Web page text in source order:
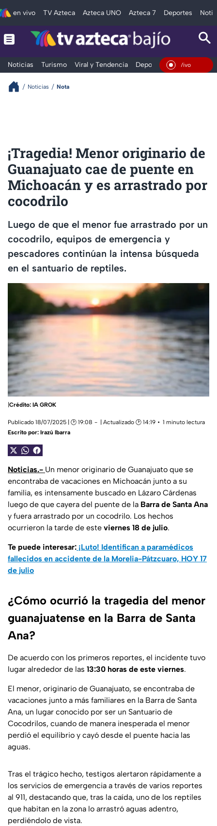
en vivo TV Azteca Azteca UNO Azteca 7 Deportes
Noticias Turismo Viral y Tendencia Deportes Espectáculos
En Vivo
Noticias Nota
¡Tragedia! Menor originario de
Guanajuato cae de puente en
Michoacán y es arrastrado por
cocodrilo
Luego de que el menor fue arrastrado por un
cocodrilo, equipos de emergencia y
pescadores continúan la intensa búsqueda
en el santuario de reptiles.
Crédito: IA GROK
Publicado 18/07/2025 | 🕑 19:08 | Actualizado 🕑 14:19
1 minuto lectura
Escrito por: Irazú Ibarra
Noticias.- Un menor originario de Guanajuato que se
encontraba de vacaciones en Michoacán junto a su
familia, es intensamente buscado en Lázaro Cárdenas
luego de que cayera del puente de la Barra de Santa Ana
y fuera arrastrado por un cocodrilo. Los hechos
ocurrieron la tarde de este viernes 18 de julio.
Te puede interesar: ¡Luto! Identifican a paramédicos
fallecidos en accidente de la Morelia-Pátzcuaro, HOY 17
de julio
¿Cómo ocurrió la tragedia del menor
guanajuatense en la Barra de Santa
Ana?
De acuerdo con los primeros reportes, el incidente tuvo
lugar alrededor de las 13:30 horas de este viernes.
El menor, originario de Guanajuato, se encontraba de
vacaciones junto a más familiares en la Barra de Santa
Ana, un lugar conocido por ser un Santuario de
Cocodrilos, cuando de manera inesperada el menor
perdió el equilibrio y cayó desde el puente hacia las
aguas.
Tras el trágico hecho, testigos alertaron rápidamente a
los servicios de emergencia a través de varios reportes
al 911, destacando que, tras la caída, uno de los reptiles
que habitan en la zona lo arrastró aguas adentro,
perdiéndolo de vista.